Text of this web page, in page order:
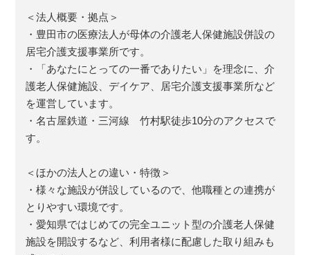
＜法人概要・拠点＞
・豊田市の医療法人が母体の介護老人保健施設併設の
居宅介護支援事業所です。
・「あなたにとっての一番でありたい」を理念に、介
護老人保健施設、デイケア、居宅介護支援事業所など
を運営しています。
・名古屋鉄道・三河線 竹村駅徒歩10分のアクセスで
す。
＜ほかの法人との違い・特徴＞
・様々な施設が併設しているので、他職種との連携が
とりやすい環境です。
・愛知県ではじめての完全ユニット型の介護老人保健
施設を開設するなど、利用者様に配慮した取り組みも